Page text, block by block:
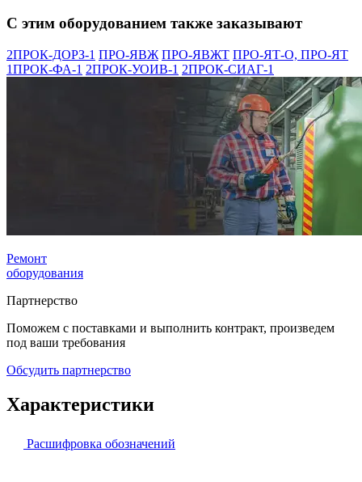
С этим оборудованием также заказывают
2ПРОК-ДОРЗ-1 ПРО-ЯВЖ ПРО-ЯВЖТ ПРО-ЯТ-О, ПРО-ЯТ
1ПРОК-ФА-1 2ПРОК-УОИВ-1 2ПРОК-СИАГ-1
Ремонт
оборудования
Партнерство
Поможем с поставками и выполнить контракт, произведем
под ваши требования
Обсудить партнерство
Характеристики
Расшифровка обозначений